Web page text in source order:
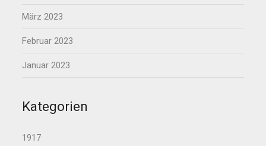
März 2023
Februar 2023
Januar 2023
Kategorien
1917